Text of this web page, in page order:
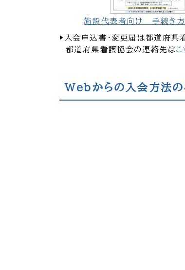
施設代表者向け 手続き
▶入会申込書・変更届は都道府県
都道府県看護協会の連絡先はこ
Webからの入会方法の